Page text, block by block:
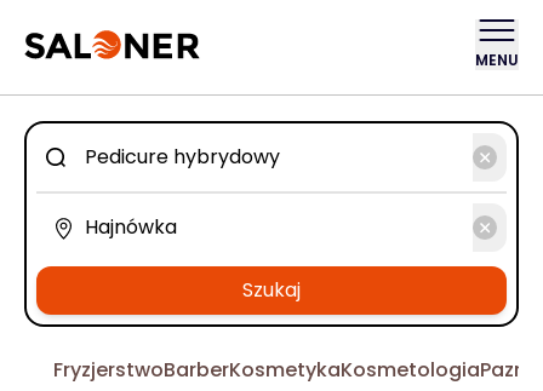
MENU
Szukaj
FryzjerstwoBarberKosmetykaKosmetologia